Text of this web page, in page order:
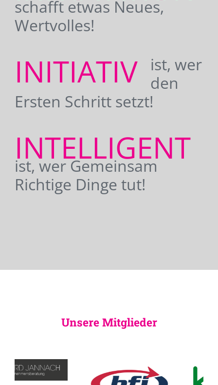
schafft etwas Neues,
Wertvolles!
INITIATIV
ist, wer
den
Ersten Schritt setzt!
INTELLIGENT
ist, wer Gemeinsam
Richtige Dinge tut!
Unsere Mitglieder